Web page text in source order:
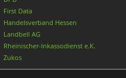
First Data
Handelsverband Hessen
Landbell AG
Rheinischer-Inkassodienst e.K.
Zukos